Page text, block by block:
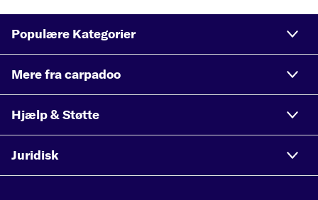
Populære Kategorier
Mere fra carpadoo
Hjælp & Støtte
Juridisk